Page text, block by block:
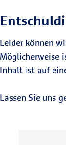
Leider können
Möglicherweise
Inhalt ist auf
Lassen Sie uns